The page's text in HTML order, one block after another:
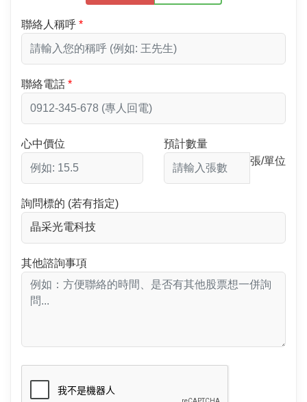
聯絡人稱呼
聯絡電話
心中價位
預計數量
張/單位
詢問標的 (若有指定)
其他諮詢事項